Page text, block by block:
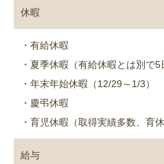
休暇
・有給休暇
・夏季休暇（有給休暇とは別で5
・年末年始休暇（12/29～1/3）
・慶弔休暇
・育児休暇（取得実績多数、育
給与